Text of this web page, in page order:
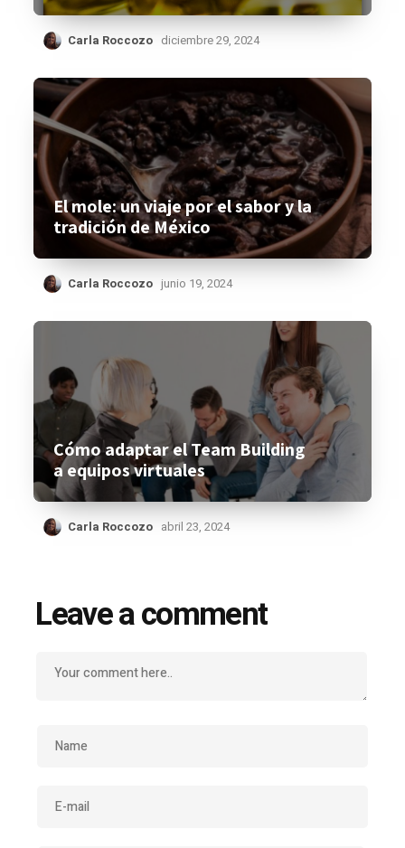
Carla Roccozo diciembre 29, 2024
El mole: un viaje por el sabor y la
tradición de México
Carla Roccozo junio 19, 2024
Cómo adaptar el Team Building
a equipos virtuales
Carla Roccozo abril 23, 2024
Leave a comment